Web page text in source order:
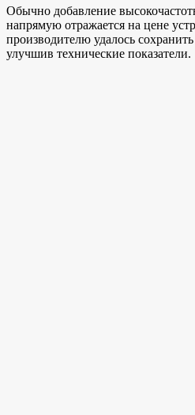
Обычно добавление
напрямую отражается на цене
производителю удалось
улучшив технические показатели.